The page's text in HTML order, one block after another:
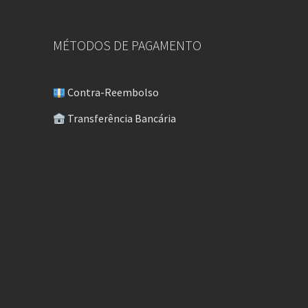
MÉTODOS DE PAGAMENTO
Contra-Reembolso
Transferência Bancária